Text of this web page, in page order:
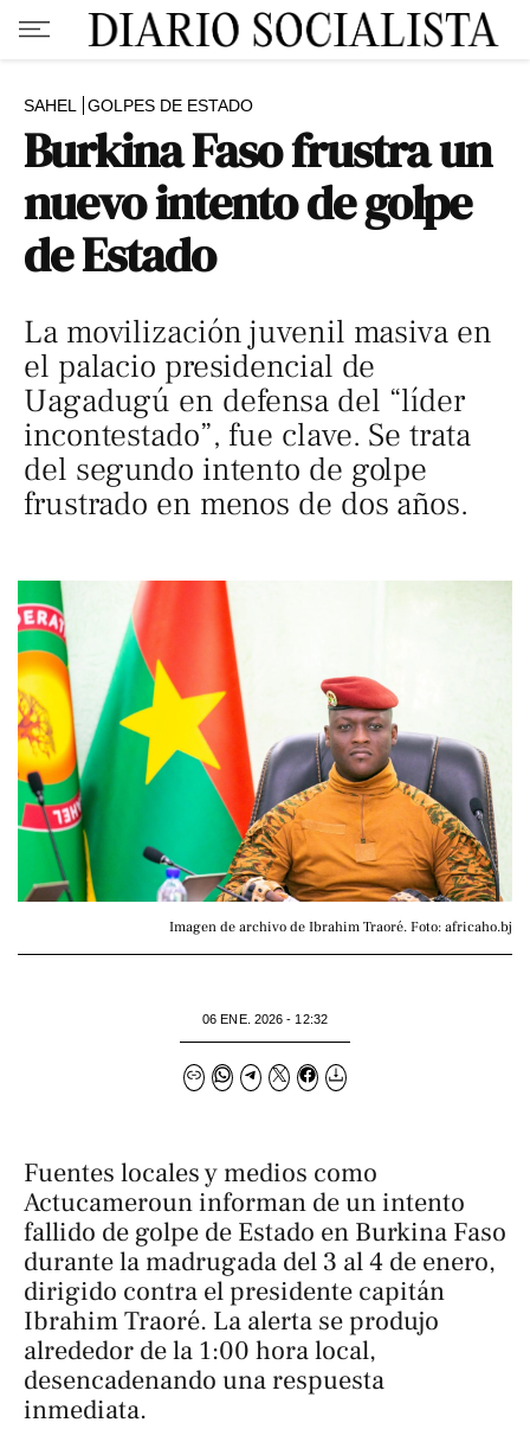
SAHEL GOLPES DE ESTADO
Burkina Faso frustra un
nuevo intento de golpe
de Estado
La movilización juvenil masiva en
el palacio presidencial de
Uagadugú en defensa del “líder
incontestado”, fue clave. Se trata
del segundo intento de golpe
frustrado en menos de dos años.
Imagen de archivo de Ibrahim Traoré. Foto: africaho.bj
06 ENE. 2026 - 12:32
Fuentes locales y medios como
Actucamerouninforman de un intento
fallido de golpe de Estado en Burkina Faso
durante la madrugada del 3 al 4 de enero,
dirigido contra el presidente capitán
Ibrahim Traoré. La alerta se produjo
alrededor de la 1:00 hora local,
desencadenando una respuesta
inmediata.